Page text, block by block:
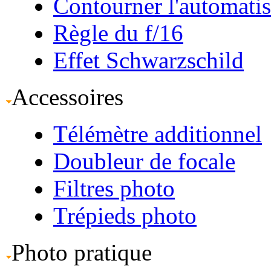
Contourner
Règle du f/16
Effet Schwarzschild
Accessoires
Télémètre additionnel
Doubleur de focale
Filtres photo
Trépieds photo
Photo pratique